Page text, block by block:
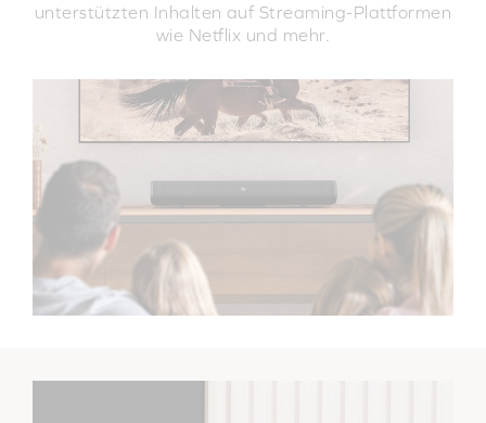
unterstützten Inhalten auf Streaming-Plattformen
wie Netflix und mehr.